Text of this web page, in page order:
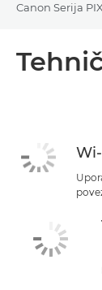
Canon Serija
NAKUP ČRNILA